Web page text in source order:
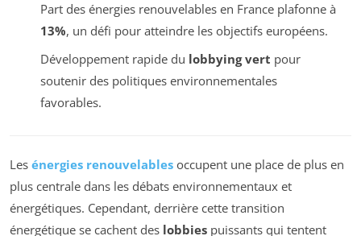
Part des énergies renouvelables en France plafonne à
13%, un défi pour atteindre les objectifs européens.
Développement rapide du lobbying vert pour
soutenir des politiques environnementales
favorables.
Les énergies renouvelables occupent une place de plus en
plus centrale dans les débats environnementaux et
énergétiques. Cependant, derrière cette transition
énergétique se cachent des lobbies puissants qui tentent